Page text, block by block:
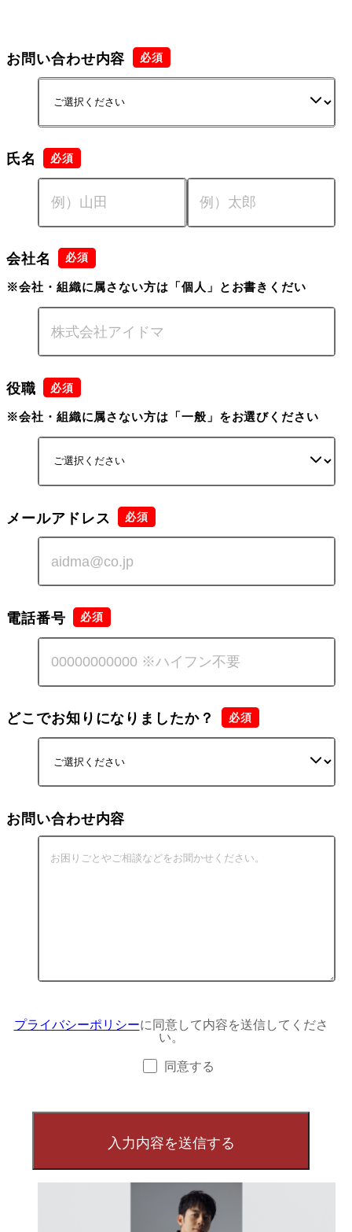
お問い合わせ内容
氏名
会社名
※会社・組織に属さない方は「個人」とお書きくだい
役職
※会社・組織に属さない方は「一般」をお選びください
メールアドレス
電話番号
どこでお知りになりましたか？
お問い合わせ内容
プライバシーポリシーに同意して内容を送信してくださ
い。
同意する